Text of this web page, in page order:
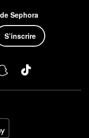
Sephora
S’inscrire